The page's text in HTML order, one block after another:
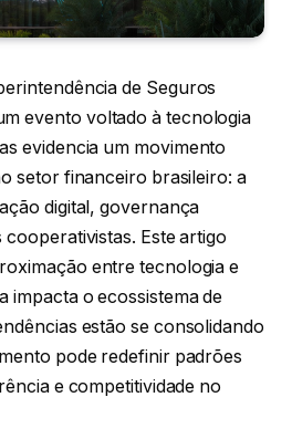
de Seguros
evento voltado à tecnologia
evidencia um movimento
setor financeiro brasileiro: a
digital, governança
Este artigo
entre tecnologia e
impacta o ecossistema de
estão se consolidando
pode redefinir padrões
e competitividade no